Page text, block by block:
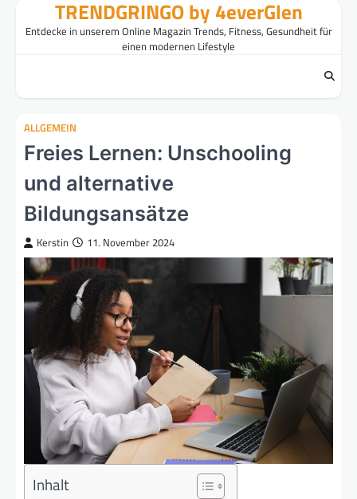
TRENDGRINGO by 4everGlen
Entdecke in unserem Online Magazin Trends, Fitness, Gesundheit für
einen modernen Lifestyle
ALLGEMEIN
Freies Lernen: Unschooling
und alternative
Bildungsansätze
Kerstin 11. November 2024
Inhalt